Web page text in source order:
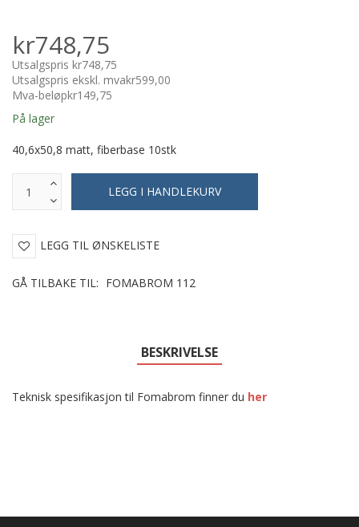
kr748,75
Utsalgspris kr748,75
Utsalgspris ekskl. mvakr599,00
Mva-beløpkr149,75
På lager
40,6x50,8 matt, fiberbase 10stk
LEGG TIL ØNSKELISTE
GÅ TILBAKE TIL: FOMABROM 112
BESKRIVELSE
Teknisk spesifikasjon til Fomabrom finner du her